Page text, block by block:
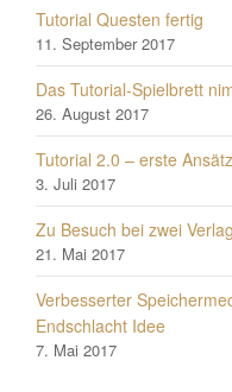
Tutorial Questen fertig
11. September 2017
Das Tutorial-Spielbrett
26. August 2017
Tutorial 2.0 – erste
3. Juli 2017
Zu Besuch bei zwei
21. Mai 2017
Verbesserter
Endschlacht Idee
7. Mai 2017